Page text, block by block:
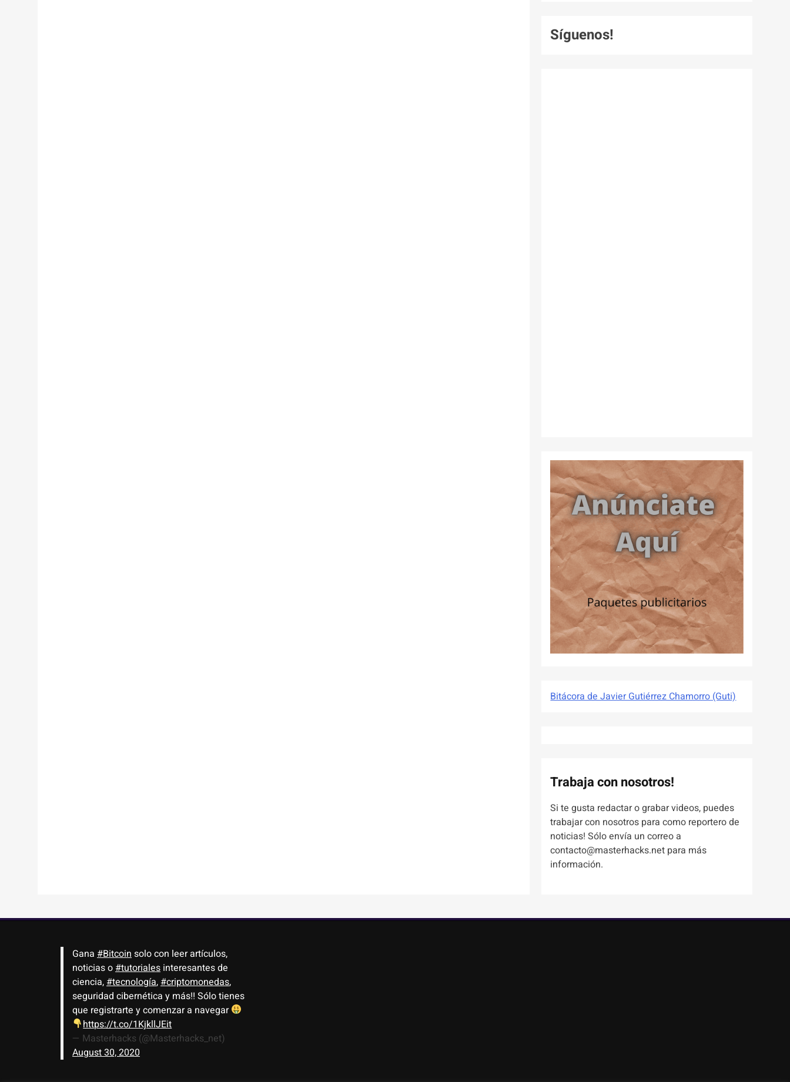
Síguenos!
Bitácora de Javier Gutiérrez Chamorro (Guti)
Trabaja con nosotros!
Si te gusta redactar o grabar videos, puedes
trabajar con nosotros para como reportero de
noticias! Sólo envía un correo a
contacto@masterhacks.net para más
información.
Gana #Bitcoin solo con leer artículos,
noticias o #tutoriales interesantes de
ciencia, #tecnología, #criptomonedas,
seguridad cibernética y más!! Sólo tienes
que registrarte y comenzar a navegar
https://t.co/1KjkllJEit
— Masterhacks (@Masterhacks_net)
August 30, 2020